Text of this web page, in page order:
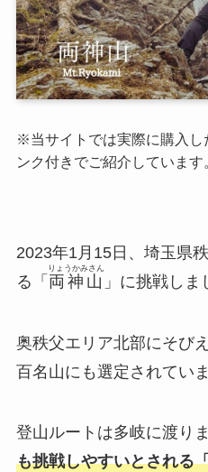
※当サイトでは実際に購入し
ンク付きでご紹介しています
2023年1月15日、埼玉県
る「 両神山
りょうかみさん
」に挑戦しま
奥秩父エリア北部にそび
百名山にも選定されていま
登山ルートは多岐に渡りま
も挑戦しやすいとされる